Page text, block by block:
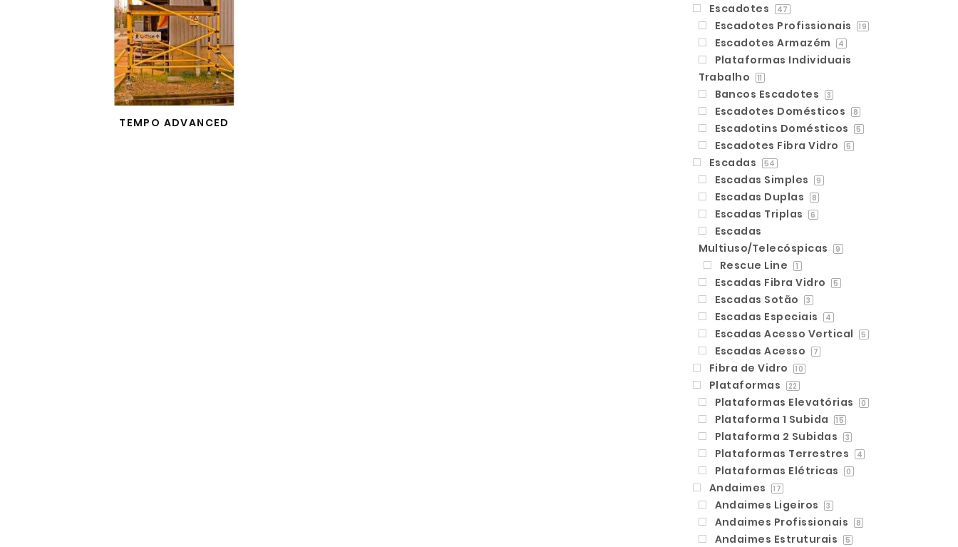
TEMPO ADVANCED
Escadotes 47
Escadotes Profissionais 19
Escadotes Armazém 4
Plataformas Individuais
Trabalho
11
Bancos Escadotes 3
Escadotes Domésticos 8
Escadotins Domésticos 5
Escadotes Fibra Vidro 5
Escadas 54
Escadas Simples 9
Escadas Duplas 8
Escadas Triplas 6
Escadas
Multiuso/Telecóspicas
9
Rescue Line 1
Escadas Fibra Vidro 5
Escadas Sotão 3
Escadas Especiais 4
Escadas Acesso Vertical 5
Escadas Acesso 7
Fibra de Vidro 10
Plataformas 22
Plataformas Elevatórias 0
Plataforma 1 Subida 15
Plataforma 2 Subidas 3
Plataformas Terrestres 4
Plataformas Elétricas 0
Andaimes 17
Andaimes Ligeiros 3
Andaimes Profissionais 8
Andaimes Estruturais 5